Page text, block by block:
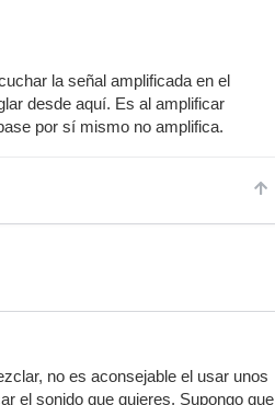
la señal amplificada en el
desde aquí. Es al amplificar
por sí mismo no amplifica.
no es aconsejable el usar unos
el sonido que quieres. Supongo que